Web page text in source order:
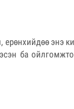
энэ
ба